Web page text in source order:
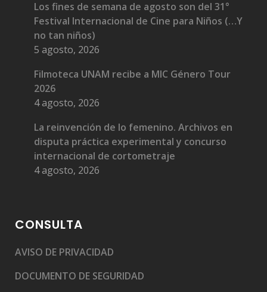
Los fines de semana de agosto son del 31°
Festival Internacional de Cine para Niños (…Y
no tan niños)
5 agosto, 2026
Filmoteca UNAM recibe a MIC Género Tour
2026
4 agosto, 2026
La reinvención de lo femenino. Archivos en
disputa práctica experimental y concurso
internacional de cortometraje
4 agosto, 2026
CONSULTA
AVISO DE PRIVACIDAD
DOCUMENTO DE SEGURIDAD